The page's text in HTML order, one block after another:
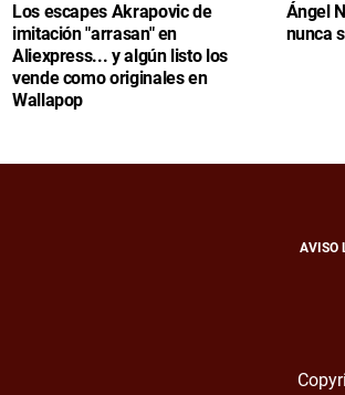
Los escapes Akrapovic de
imitación "arrasan" en
Aliexpress... y algún listo los
vende como originales en
Wallapop
Ángel
nunca
AVISO